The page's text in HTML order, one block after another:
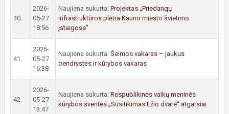
40.
2026-
05-27
18:56
Naujiena sukurta: Projektas „Priedangų
infrastruktūros plėtra Kauno miesto švietimo
įstaigose"
41.
2026-
05-27
16:38
Naujiena sukurta: Šeimos vakaras – jaukus
bendrystės ir kūrybos vakaras
42.
2026-
05-27
13:47
Naujiena sukurta: Respublikinės vaikų meninės
kūrybos šventės „Susitikimas Ežio dvare“ atgarsiai